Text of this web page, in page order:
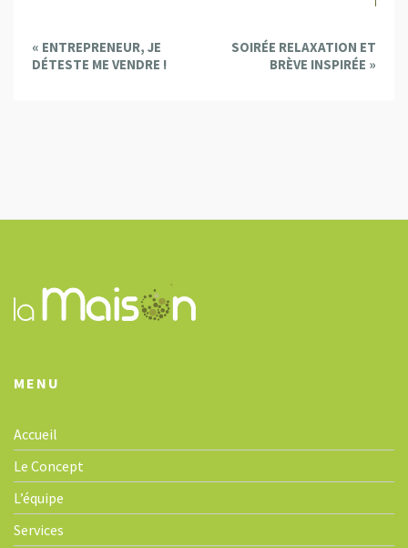
E
v
i
t
i
« ENTREPRENEUR, JE
DÉTESTE ME VENDRE !
SOIRÉE RELAXATION ET
BRÈVE INSPIRÉE »
MENU
Accueil
Le Concept
L’équipe
Services